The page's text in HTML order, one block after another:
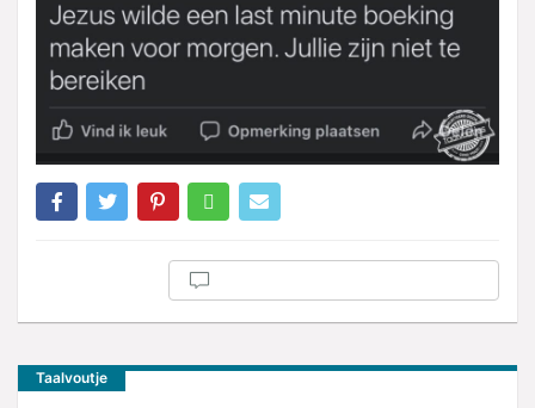
Taalvoutje